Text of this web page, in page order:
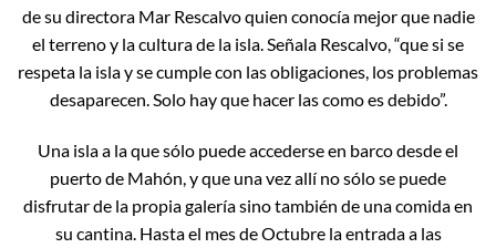
de su directora Mar Rescalvo quien conocía mejor que nadie
el terreno y la cultura de la isla. Señala Rescalvo, “que si se
respeta la isla y se cumple con las obligaciones, los problemas
desaparecen. Solo hay que hacer las como es debido”.
Una isla a la que sólo puede accederse en barco desde el
puerto de Mahón, y que una vez allí no sólo se puede
disfrutar de la propia galería sino también de una comida en
su cantina. Hasta el mes de Octubre la entrada a las